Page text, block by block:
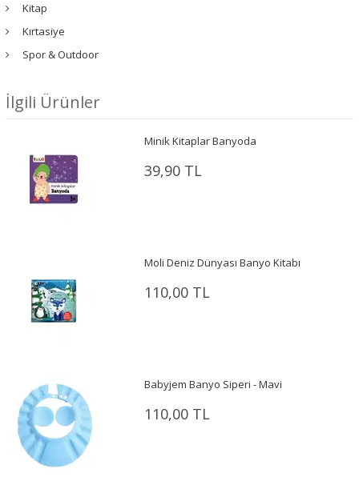
Kitap
Kırtasiye
Spor & Outdoor
İlgili Ürünler
Minik Kitaplar Banyoda
39,90 TL
Moli Deniz Dünyası Banyo Kitabı
110,00 TL
Babyjem Banyo Siperi - Mavi
110,00 TL